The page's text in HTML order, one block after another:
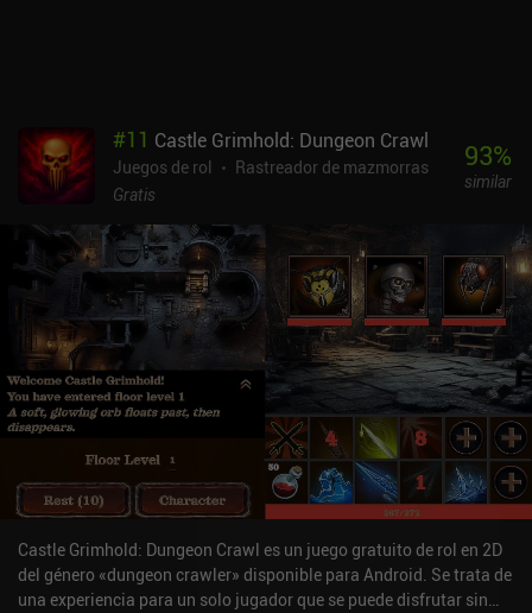
#11 Castle Grimhold: Dungeon Crawl
Juegos de rol
Rastreador de mazmorras
Gratis
93%
similar
Castle Grimhold: Dungeon Crawl es un juego gratuito de rol en 2D
del género «dungeon crawler» disponible para Android. Se trata de
una experiencia para un solo jugador que se puede disfrutar sin